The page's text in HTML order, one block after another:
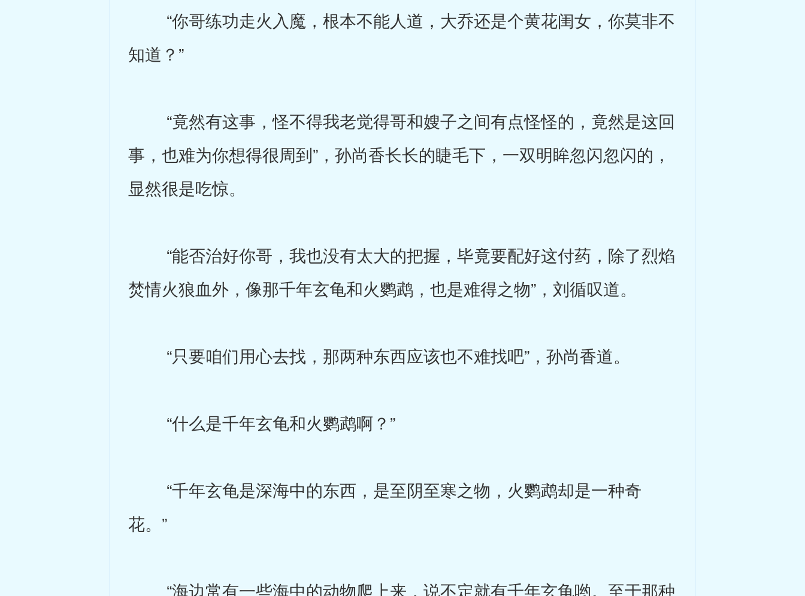
“你哥练功走火入魔，根本不能人道，大乔还是个黄花闺女，你莫非不
知道？”
“竟然有这事，怪不得我老觉得哥和嫂子之间有点怪怪的，竟然是这回
事，也难为你想得很周到”，孙尚香长长的睫毛下，一双明眸忽闪忽闪的，
显然很是吃惊。
“能否治好你哥，我也没有太大的把握，毕竟要配好这付药，除了烈焰
焚情火狼血外，像那千年玄龟和火鹦鹉，也是难得之物”，刘循叹道。
“只要咱们用心去找，那两种东西应该也不难找吧”，孙尚香道。
“什么是千年玄龟和火鹦鹉啊？”
“千年玄龟是深海中的东西，是至阴至寒之物，火鹦鹉却是一种奇
花。”
“海边常有一些海中的动物爬上来，说不定就有千年玄龟哟。至于那种